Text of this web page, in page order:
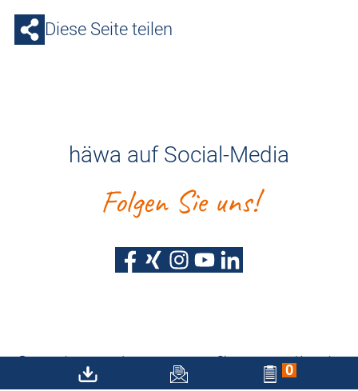
0
Diese Seite teilen
häwa auf Social-Media
Folgen Sie uns!
Datenschutz Impressum Sitemap
Kontakt
Barrierefreiheitserklärung